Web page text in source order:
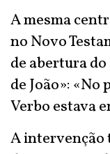
A mesma
no Novo
de abertura
de João»:
Verbo estava
A intervenção